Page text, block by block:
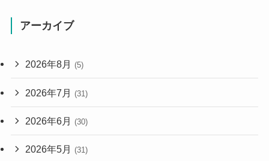
アーカイブ
2026年8月 (5)
2026年7月 (31)
2026年6月 (30)
2026年5月 (31)